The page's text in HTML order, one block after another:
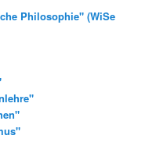
Philosophie" (WiSe